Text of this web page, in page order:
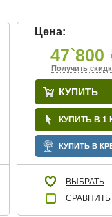
Цена:
47`800
Получить
КУПИТЬ
КУПИТЬ В 1
КУПИТЬ В
ВЫБРАТЬ
СРАВНИТЬ